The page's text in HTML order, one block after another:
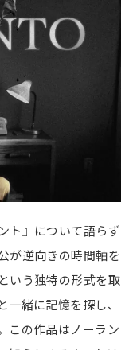
ト』について語らず
が逆向きの時間軸を
いう独特の形式を取
緒に記憶を探し、
この作品はノーラン